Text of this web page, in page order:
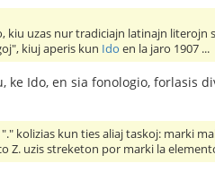
kiu uzas nur tradiciajn latinajn literojn
kiuj aperis kun Ido en la jaro 1907 ...
ke Ido, en sia fonologio, forlasis
kolizias kun ties aliaj taskoj: marki
Z. uzis streketon por marki la